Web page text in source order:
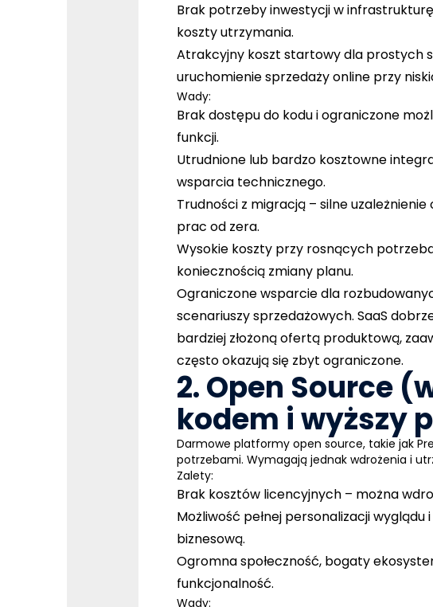
Brak potrzeby inwestycji w
koszty utrzymania.
Atrakcyjny koszt startowy dla prostych
uruchomienie sprzedaży online przy
Wady:
Brak dostępu do kodu i ograniczone
funkcji.
Utrudnione lub bardzo kosztowne
wsparcia technicznego.
Trudności z migracją – silne
prac od zera.
Wysokie koszty przy rosnących
koniecznością zmiany planu.
Ograniczone wsparcie dla
scenariuszy sprzedażowych. SaaS
bardziej złożoną ofertą produktową,
często okazują się zbyt ograniczone.
2. Open Source
kodem i wyższy
Darmowe platformy open source, takie jak
potrzebami. Wymagają jednak wdrożenia i
Zalety:
Brak kosztów licencyjnych – można
Możliwość pełnej personalizacji wyglądu
biznesową.
Ogromna społeczność, bogaty
funkcjonalność.
Wady: